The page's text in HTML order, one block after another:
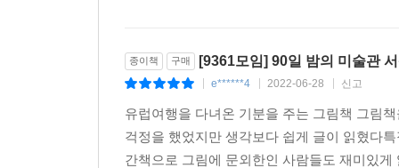
종이책 구매 [9361모임] 90일 밤의 미술관
e******4 2022-06-28 신고
유럽여행을 다녀온 기분을 주는 그림책 그림
걱정을 했었지만 생각보다 쉽게 글이 읽혔다
간책으로 그림에 문외한인 사람들도 재미있